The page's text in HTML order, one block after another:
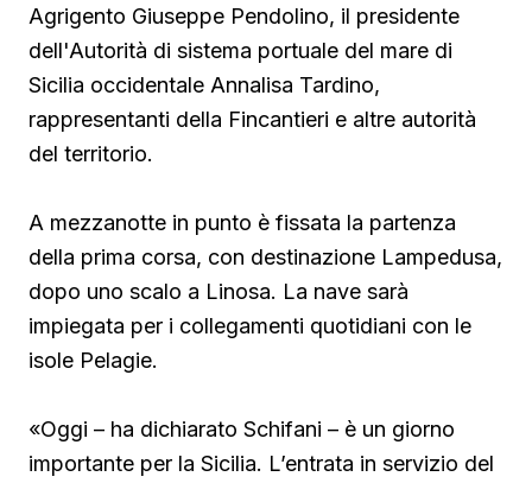
Agrigento Giuseppe Pendolino, il presidente
dell'Autorità di sistema portuale del mare di
Sicilia occidentale Annalisa Tardino,
rappresentanti della Fincantieri e altre autorità
del territorio.
A mezzanotte in punto è fissata la partenza
della prima corsa, con destinazione Lampedusa,
dopo uno scalo a Linosa. La nave sarà
impiegata per i collegamenti quotidiani con le
isole Pelagie.
«Oggi – ha dichiarato Schifani – è un giorno
importante per la Sicilia. L’entrata in servizio del